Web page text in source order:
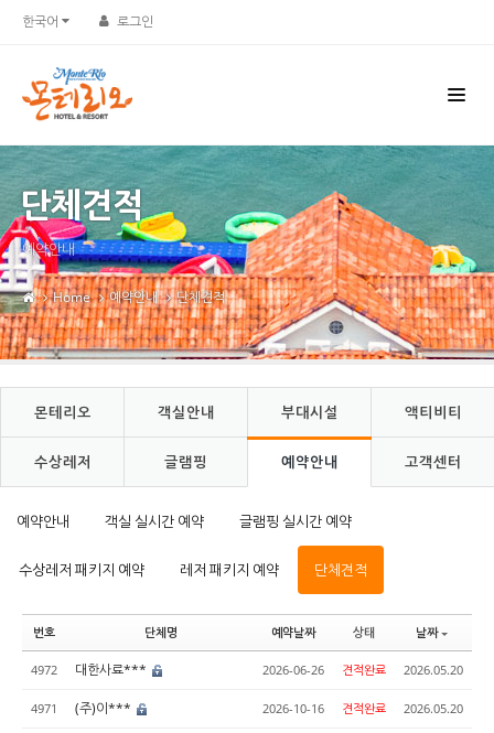
한국어 로그인
단체견적
예약안내
Home 예약안내 단체견적
몬테리오 객실안내 부대시설 액티비티
수상레저 글램핑 예약안내 고객센터
예약안내 객실 실시간 예약 글램핑 실시간 예약
수상레저 패키지 예약 레저 패키지 예약 단체견적
번호 단체명 예약날짜 상태 날짜
4972 대한사료*** 2026-06-26 견적완료 2026.05.20
4971 (주)이*** 2026-10-16 견적완료 2026.05.20
Sketchbook5, 스케치북5